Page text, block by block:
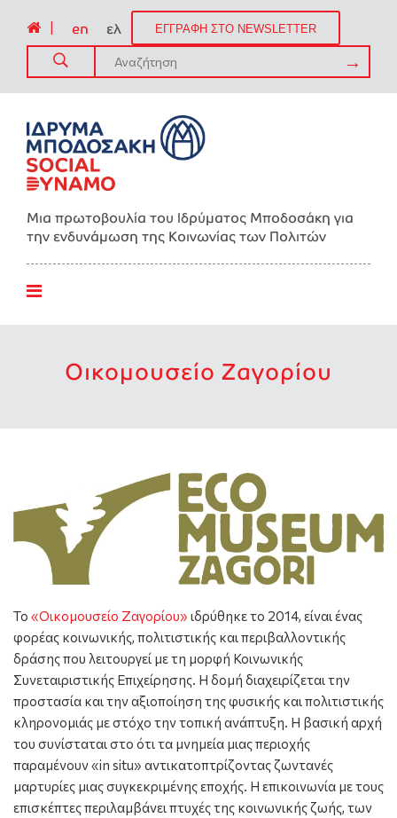
en ελ ΕΓΓΡΑΦΗ ΣΤΟ NEWSLETTER
Μια πρωτοβουλία του Ιδρύματος Μποδοσάκη για
την ενδυνάμωση της Kοινωνίας των Πολιτών
Οικομουσείο Ζαγορίου
Το «Οικομουσείο Ζαγορίου» ιδρύθηκε το 2014, είναι ένας
φορέας κοινωνικής, πολιτιστικής και περιβαλλοντικής
δράσης που λειτουργεί με τη μορφή Κοινωνικής
Συνεταιριστικής Επιχείρησης. Η δομή διαχειρίζεται την
προστασία και την αξιοποίηση της φυσικής και πολιτιστικής
κληρονομιάς με στόχο την τοπική ανάπτυξη. Η βασική αρχή
του συνίσταται στο ότι τα μνημεία μιας περιοχής
παραμένουν «in situ» αντικατοπτρίζοντας ζωντανές
μαρτυρίες μιας συγκεκριμένης εποχής. Η επικοινωνία με τους
επισκέπτες περιλαμβάνει πτυχές της κοινωνικής ζωής, των